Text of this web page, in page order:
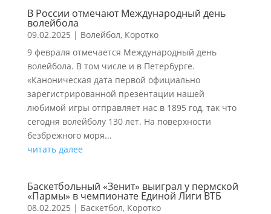
В России отмечают Международный день
волейбола
09.02.2025 | Волейбол, Коротко
9 февраля отмечается Международный день
волейбола. В том числе и в Петербурге.
«Каноническая дата первой официально
зарегистрированной презентации нашей
любимой игры отправляет нас в 1895 год, так что
сегодня волейболу 130 лет. На поверхности
безбрежного моря...
читать далее
Баскетбольный «Зенит» выиграл у пермской
«Пармы» в чемпионате Единой Лиги ВТБ
08.02.2025 | Баскетбол, Коротко